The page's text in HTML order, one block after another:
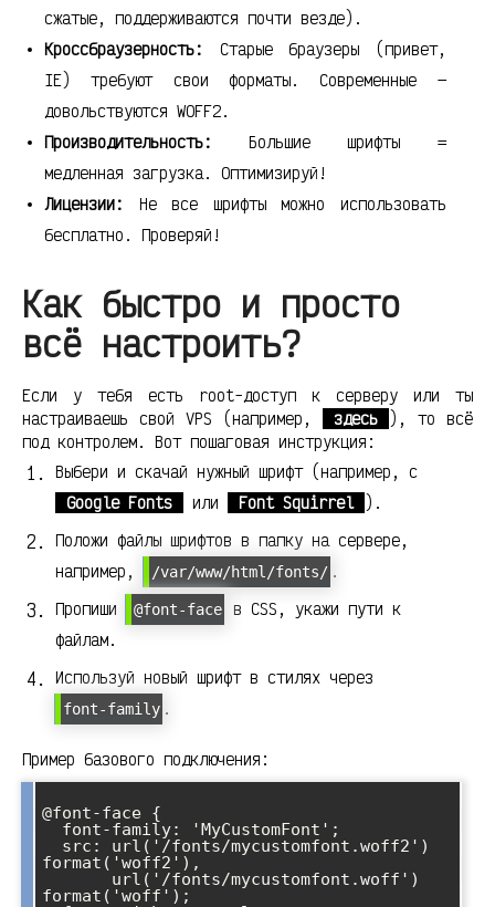
сжатые, поддерживаются почти везде).
Кроссбраузерность:
Старые браузеры (привет,
IE) требуют свои форматы. Современные —
довольствуются WOFF2.
Производительность:
Большие шрифты =
медленная загрузка. Оптимизируй!
Лицензии:
Не все шрифты можно использовать
бесплатно. Проверяй!
Как быстро и просто
всё настроить?
Если у тебя есть root-доступ к серверу или ты
настраиваешь свой VPS (например,
здесь
), то всё
под контролем. Вот пошаговая инструкция:
Выбери и скачай нужный шрифт (например, с
Google Fonts
или Font Squirrel
).
Положи файлы шрифтов в папку на сервере,
например,
/var/www/html/fonts/ .
Пропиши
@font-face
в CSS, укажи пути к
файлам.
Используй новый шрифт в стилях через
font-family .
Пример базового подключения:
@font-face {
format('woff2'),
format('woff');